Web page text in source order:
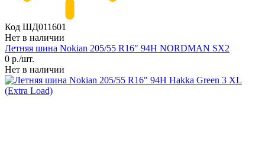
Код ШД011601
Нет в наличии
Летняя шина Nokian 205/55 R16" 94H NORDMAN SX2
0 р./шт.
Нет в наличии